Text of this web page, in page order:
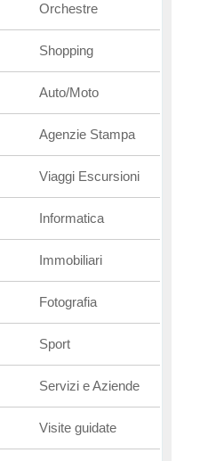
Orchestre
Shopping
Auto/Moto
Agenzie Stampa
Viaggi Escursioni
Informatica
Immobiliari
Fotografia
Sport
Servizi e Aziende
Visite guidate